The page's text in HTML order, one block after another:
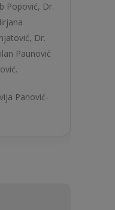
Popović, Dr.
Dr.
Paunović
Panović-